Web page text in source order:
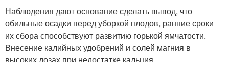
Наблюдения дают основание сделать вывод, что
обильные осадки перед уборкой плодов, ранние сроки
их сбора способст­вуют развитию горькой ямчатости.
Внесе­ние калийных удобрений и солей магния в
высоких дозах при недостатке кальция